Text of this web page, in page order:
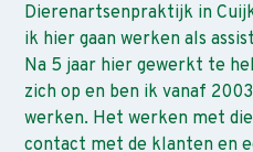
Dierenartsenpraktijk in
ik hier gaan werken als
Na 5 jaar hier gewerkt te
zich op en ben ik vanaf
werken. Het werken met
contact met de klanten en